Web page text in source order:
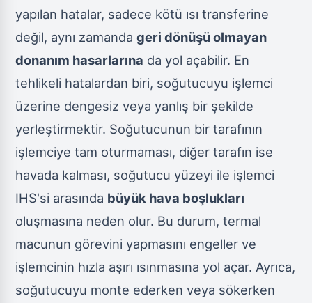
yapılan hatalar, sadece kötü ısı transferine
değil, aynı zamandageri dönüşü olmayan
donanım hasarlarına da yol açabilir. En
tehlikeli hatalardan biri, soğutucuyu işlemci
üzerine dengesiz veya yanlış bir şekilde
yerleştirmektir. Soğutucunun bir tarafının
işlemciye tam oturmaması, diğer tarafın ise
havada kalması, soğutucu yüzeyi ile işlemci
IHS'si arasında büyük hava boşlukları
oluşmasına neden olur. Bu durum, termal
macunun görevini yapmasını engeller ve
işlemcinin hızla aşırı ısınmasına yol açar. Ayrıca,
soğutucuyu monte ederken veya sökerken